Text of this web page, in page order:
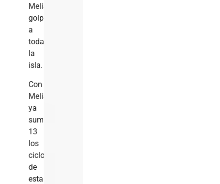
Melissa
golpeará
a
toda
la
isla.
Con
Melissa
ya
suman
13
los
ciclones
de
esta